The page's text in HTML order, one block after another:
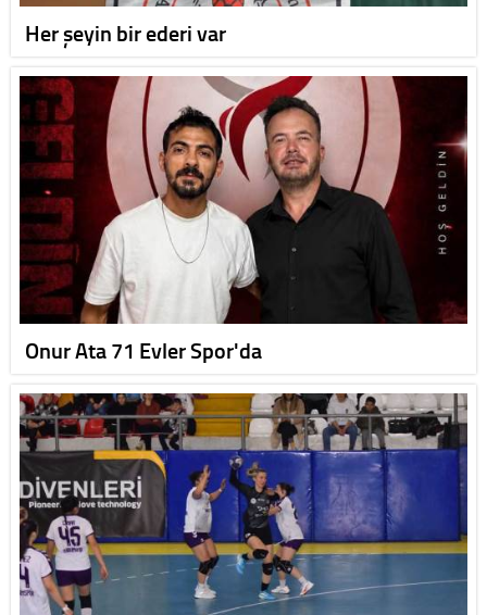
Her şeyin bir ederi var
Onur Ata 71 Evler Spor'da